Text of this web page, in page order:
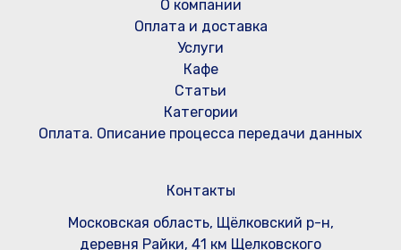
О компании
Оплата и доставка
Услуги
Кафе
Статьи
Категории
Оплата. Описание процесса передачи данных
Контакты
Московская область, Щёлковский р-н,
деревня Райки, 41 км Щелковского